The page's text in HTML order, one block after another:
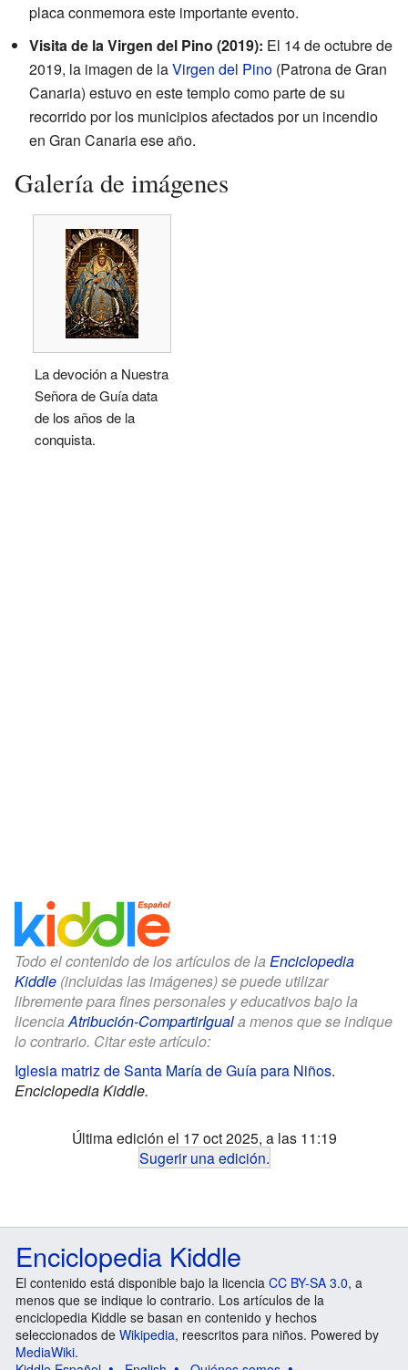
placa conmemora este importante evento.
Visita de la Virgen del Pino (2019): El 14 de octubre de
2019, la imagen de laVirgen del Pino (Patrona de Gran
Canaria) estuvo en este templo como parte de su
recorrido por los municipios afectados por un incendio
en Gran Canaria ese año.
Galería de imágenes
La devoción a Nuestra
Señora de Guía data
de los años de la
conquista.
Todo el contenido de los artículos de la Enciclopedia
Kiddle (incluidas las imágenes) se puede utilizar
libremente para fines personales y educativos bajo la
licenciaAtribución-CompartirIguala menos que se indique
lo contrario. Citar este artículo:
Iglesia matriz de Santa María de Guía para Niños.
Enciclopedia Kiddle.
Última edición el 17 oct 2025, a las 11:19
Sugerir una edición.
Enciclopedia Kiddle
El contenido está disponible bajo la licencia CC BY-SA 3.0, a
menos que se indique lo contrario. Los artículos de la
enciclopedia Kiddle se basan en contenido y hechos
seleccionados de Wikipedia, reescritos para niños. Powered by
MediaWiki.